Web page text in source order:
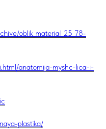
oblik_material_25_78-
anatomija-myshc-lica-i-
plastika/